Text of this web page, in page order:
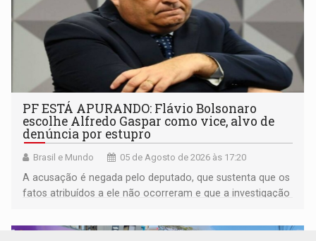
PF ESTÁ APURANDO: Flávio Bolsonaro
escolhe Alfredo Gaspar como vice, alvo de
denúncia por estupro
Brasil e Mundo 05 de Agosto de 2026 às 17:20
A acusação é negada pelo deputado, que sustenta que os
fatos atribuídos a ele não ocorreram e que a investigação